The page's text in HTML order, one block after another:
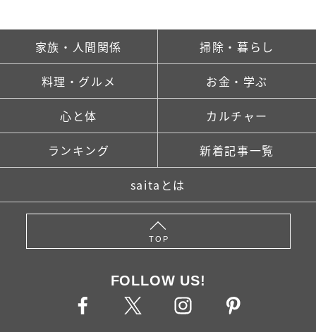
家族・人間関係 掃除・暮らし
料理・グルメ お金・学ぶ
心と体 カルチャー
ランキング 新着記事一覧
saitaとは
TOP
FOLLOW US!